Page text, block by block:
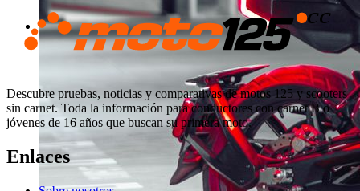
Descubre pruebas, noticias y comparativas de motos 125 y scooters
sin carnet. Toda la información para conductores con carnet B o
jóvenes de 16 años que buscan su primera moto.
Enlaces